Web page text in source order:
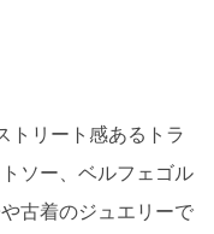
トリート感あるトラ
ソー、ベルフェゴル
古着のジュエリーで